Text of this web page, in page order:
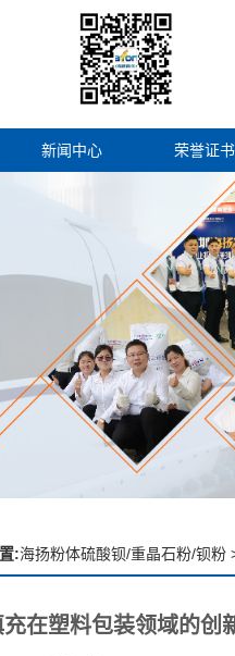
新闻中心 荣誉证书
:海扬粉体硫酸钡/重晶石粉/钡粉
在塑料包装领域的创